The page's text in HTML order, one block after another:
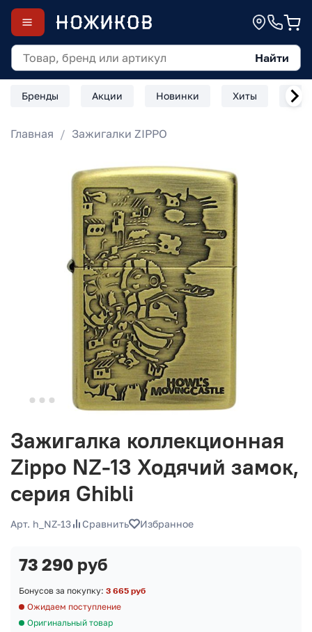
Найти
Бренды Акции Новинки Хиты
Главная Зажигалки ZIPPO
Зажигалка коллекционная
Zippo NZ-13 Ходячий замок,
серия Ghibli
Арт. h_NZ-13 Сравнить Избранное
73 290 руб
Бонусов за покупку: 3 665 руб
Ожидаем поступление
Оригинальный товар